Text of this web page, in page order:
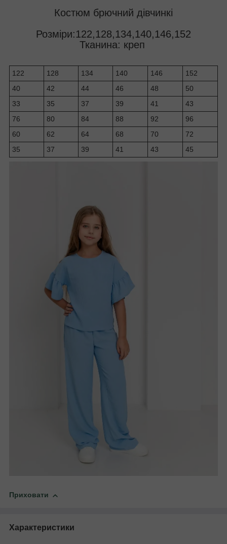
Костюм брючний дівчинкі
Розміри:122,128,134,140,146,152
Тканина: креп
122 128 134 140 146
152
40
42 44 46 48
50
33
35 37 39 41
43
76
80 84 88 92
96
60
62 64 68 70
72
35
37 39 41 43 45
Приховати
Характеристики